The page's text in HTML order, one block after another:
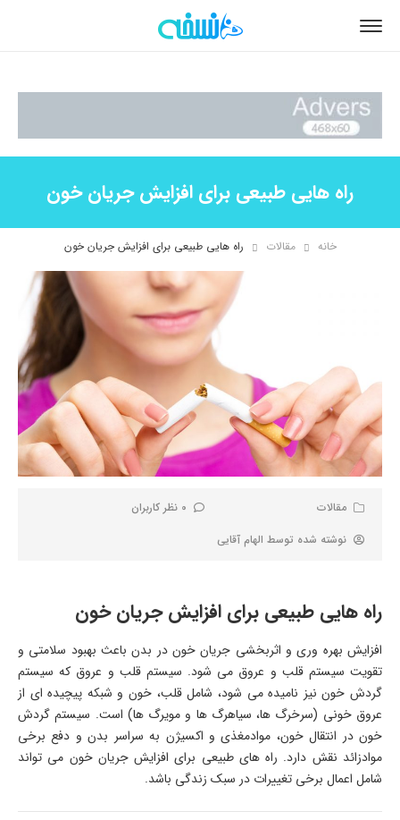
راه هایی طبیعی برای افزایش جریان خون
خانه مقالات راه هایی طبیعی برای افزایش جریان خون
مقالات
0 نظر کاربران
نوشته شده توسط الهام آقایی
راه هایی طبیعی برای افزایش جریان خون
افزایش بهره وری و اثربخشی جریان خون در بدن باعث بهبود سلامتی و
تقویت سیستم قلب و عروق می شود. سیستم قلب و عروق که سیستم
گردش خون نیز نامیده می شود، شامل قلب، خون و شبکه پیچیده ای از
عروق خونی (سرخرگ ها، سیاهرگ ها و مویرگ ها) است. سیستم گردش
خون در انتقال خون، موادمغذی و اکسیژن به سراسر بدن و دفع برخی
موادزائد نقش دارد. راه های طبیعی برای افزایش جریان خون می تواند
شامل اعمال برخی تغییرات در سبک زندگی باشد.